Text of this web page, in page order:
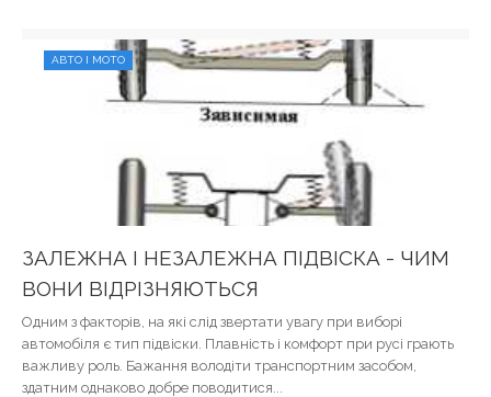
АВТО І МОТО
ЗАЛЕЖНА І НЕЗАЛЕЖНА ПІДВІСКА - ЧИМ
ВОНИ ВІДРІЗНЯЮТЬСЯ
Одним з факторів, на які слід звертати увагу при виборі
автомобіля є тип підвіски. Плавність і комфорт при русі грають
важливу роль. Бажання володіти транспортним засобом,
здатним однаково добре поводитися...